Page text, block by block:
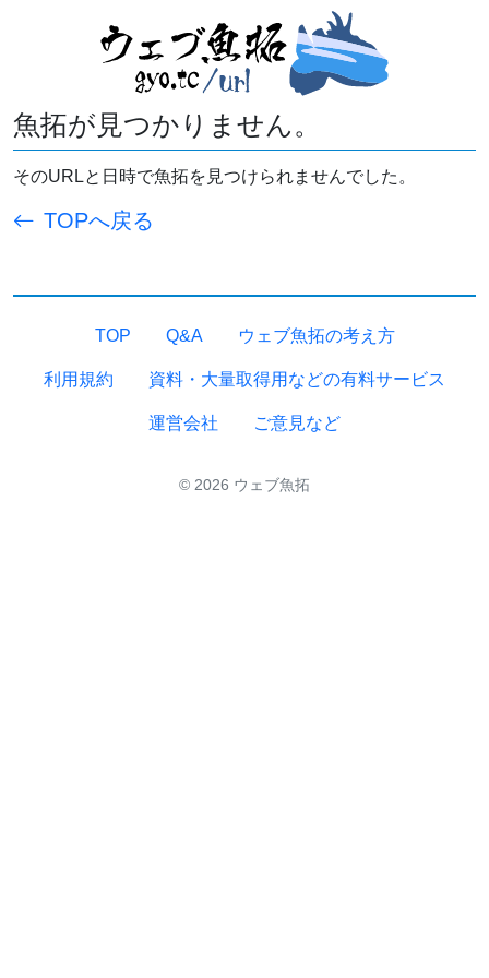
魚拓が見つかりません。
そのURLと日時で魚拓を見つけられませんでした。
TOPへ戻る
TOP Q&A ウェブ魚拓の考え方
利用規約 資料・大量取得用などの有料サービス
運営会社 ご意見など
© 2026 ウェブ魚拓